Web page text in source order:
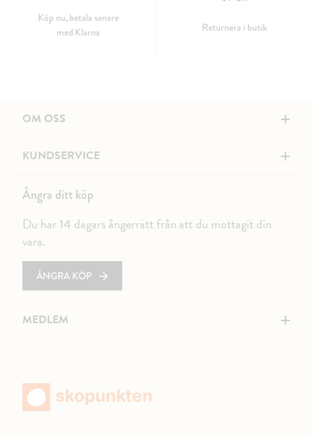
Köp nu, betala senare
med Klarna
Returnera i butik
OM OSS +
KUNDSERVICE +
Ångra ditt köp
Du har 14 dagars ångerrätt från att du mottagit din
vara.
ÅNGRA KÖP
MEDLEM +